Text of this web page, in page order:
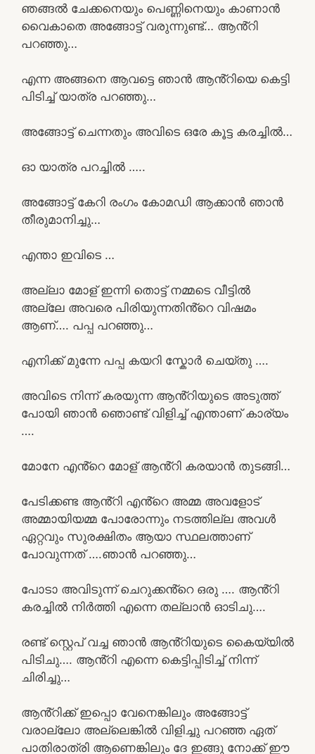
ഞങ്ങൽ ചേക്കനെയും പെണ്ണിനെയും കാണാൻ
വൈകാതെ അങ്ങോട്ട് വരുന്നുണ്ട്… ആൻ്റി
പറഞ്ഞു…
എന്ന അങ്ങനെ ആവട്ടെ ഞാൻ ആൻ്റിയെ കെട്ടി
പിടിച്ച് യാത്ര പറഞ്ഞു…
അങ്ങോട്ട് ചെന്നതും അവിടെ ഒരേ കൂട്ട കരച്ചിൽ…
ഓ യാത്ര പറച്ചിൽ …..
അങ്ങോട്ട് കേറി രംഗം കോമഡി ആക്കാൻ ഞാൻ
തീരുമാനിച്ചു…
എന്താ ഇവിടെ …
അല്ലാ മോള് ഇന്നി തൊട്ട് നമ്മടെ വീട്ടിൽ
അല്ലേ അവരെ പിരിയുന്നതിൻ്റെ വിഷമം
ആണ്…. പപ്പ പറഞ്ഞു…
എനിക്ക് മുന്നേ പപ്പ കയറി സ്കോർ ചെയ്തു ….
അവിടെ നിന്ന് കരയുന്ന ആൻ്റിയുടെ അടുത്ത്
പോയി ഞാൻ ഞൊണ്ട് വിളിച്ച് എന്താണ് കാര്യം
….
മോനേ എൻ്റെ മോള് ആൻ്റി കരയാൻ തുടങ്ങി…
പേടിക്കണ്ട ആൻ്റി എൻ്റെ അമ്മ അവളോട്
അമ്മായിയമ്മ പോരോന്നും നടത്തില്ല അവൾ
ഏറ്റവും സുരക്ഷിതം ആയാ സ്ഥലത്താണ്
പോവുന്നത് ….ഞാൻ പറഞ്ഞു…
പോടാ അവിടുന്ന് ചെറുക്കൻ്റെ ഒരു …. ആൻ്റി
കരച്ചിൽ നിർത്തി എന്നെ തല്ലാൻ ഓടിചു….
രണ്ട് സ്റ്റെപ് വച്ച ഞാൻ ആൻ്റിയുടെ കൈയ്യിൽ
പിടിചു…. ആൻ്റി എന്നെ കെട്ടിപ്പിടിച്ച് നിന്ന്
ചിരിച്ചു…
ആൻ്റിക്ക് ഇപ്പൊ വേനെങ്കിലും അങ്ങോട്ട്
വരാല്ലോ അല്ലെങ്കിൽ വിളിച്ചു പറഞ്ഞ ഏത്
പാതിരാത്രി ആണെങ്കിലും ദേ ഇങ്ങു നോക്ക് ഈ